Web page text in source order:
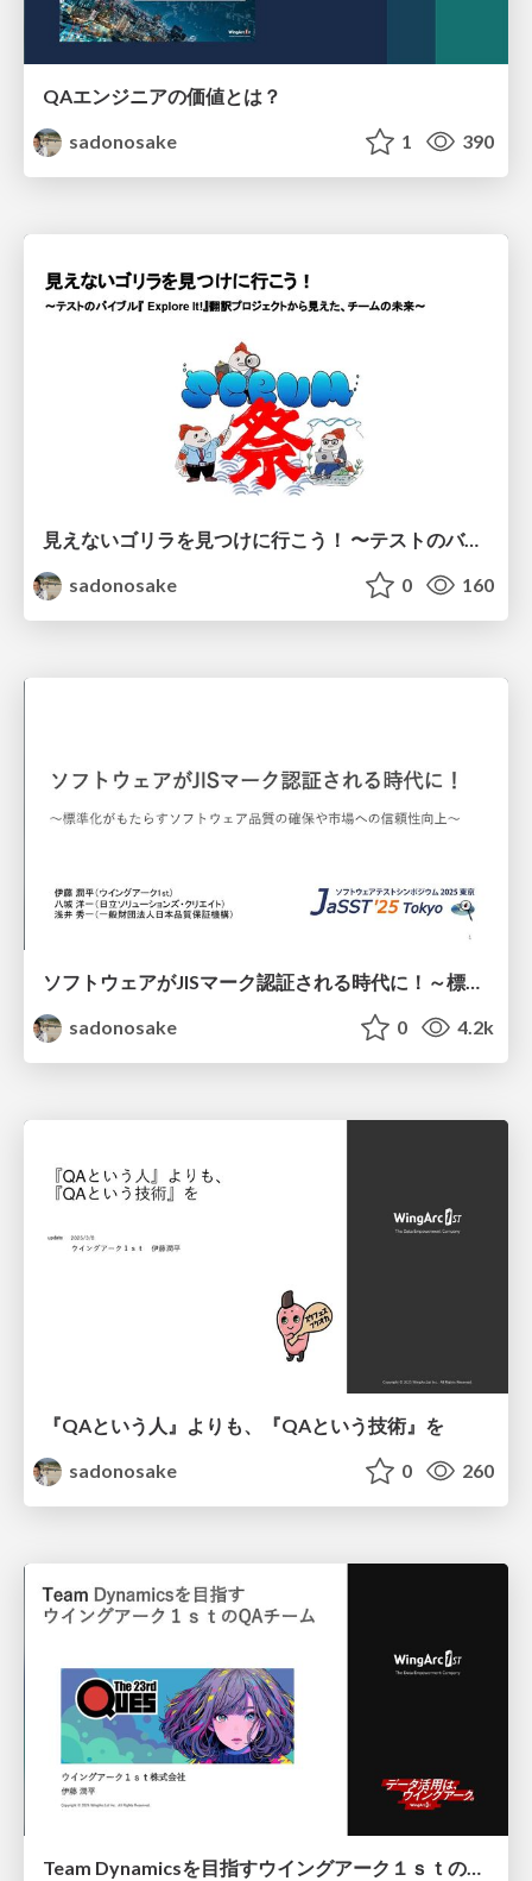
QAエンジニアの価値とは？
sadonosake
1 390
見えないゴリラを見つけに行こう！ 〜テストのバイブル『Explore It!』翻訳プロジェクトから見えた、チームの未来〜
sadonosake
0 160
ソフトウェアがJISマーク認証される時代に！～標準化がもたらすソフトウェア品質の確保や市場への信頼性向上～
sadonosake
0 4.2k
『QAという人』よりも、『QAという技術』を
sadonosake
0 260
Team Dynamicsを目指すウイングアーク１ｓｔのQAチーム